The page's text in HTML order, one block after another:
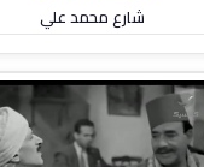
شارع محمد علي